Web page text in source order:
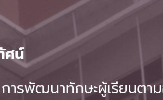
ศน์
ารพัฒนาทักษะผู้เรียนต